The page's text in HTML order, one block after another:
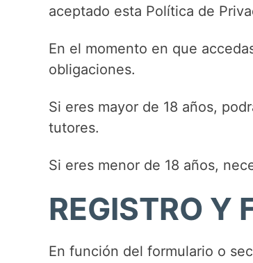
aceptado esta Política de
En el momento en que
obligaciones.
Si eres mayor de 18 años,
tutores.
Si eres menor de 18 años,
REGISTRO Y
En función del formulario o